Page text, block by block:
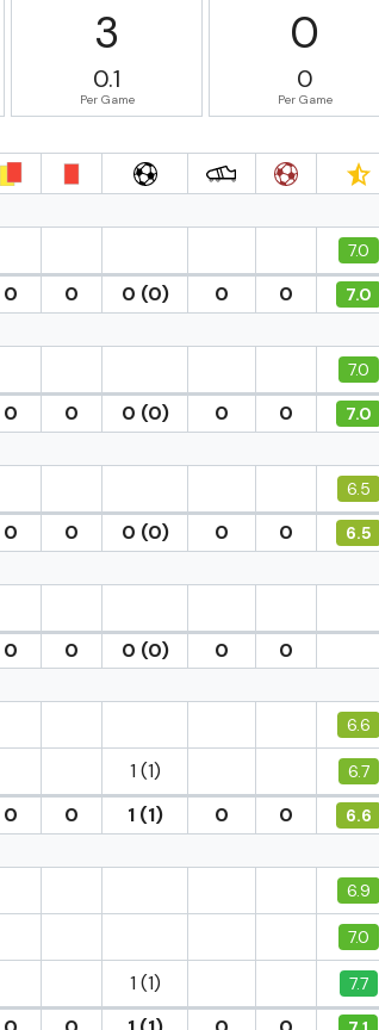
3
0.1
Per Game
0
0
Per Game
7.0
0 0 0 (0) 0 0
7.0
7.0
0 0 0 (0) 0 0
7.0
6.5
0 0 0 (0) 0 0
6.5
0 0 0 (0) 0 0
6.6
1 (1) 6.7
0 0 1 (1) 0 0
6.6
6.9
7.0
1 (1) 7.7